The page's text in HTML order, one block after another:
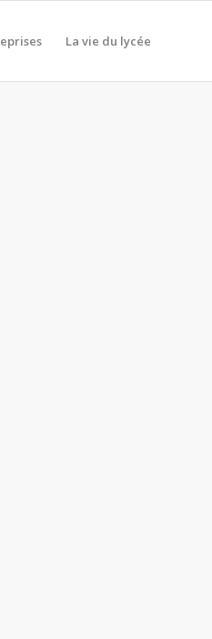
La vie du lycée